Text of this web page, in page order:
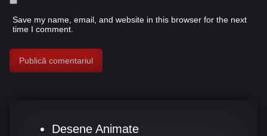
Save my name, email, and website in this browser for the next
time I comment.
Desene Animate